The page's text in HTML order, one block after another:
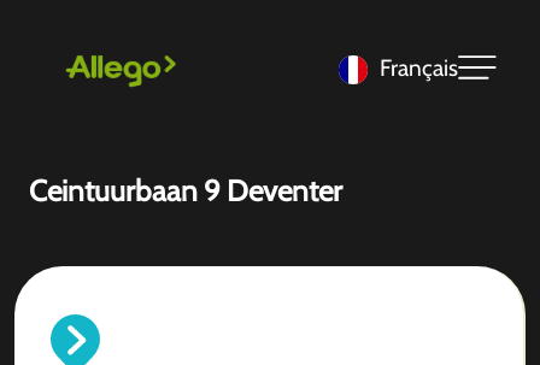
Français
Ceintuurbaan 9 Deventer